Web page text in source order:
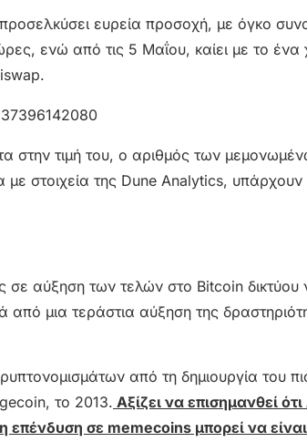
προσελκύσει ευρεία προσοχή, με όγκο
ενώ από τις 5 Μαΐου, καίει με το
στην τιμή του, ο αριθμός των
στοιχεία της Dune Analytics,
αύξηση των τελών στο Bitcoin δικτύου
από μια τεράστια αύξηση της
από τη δημιουργία του
το 2013. Αξίζει να επισημανθεί
σε memecoins μπορεί να είναι